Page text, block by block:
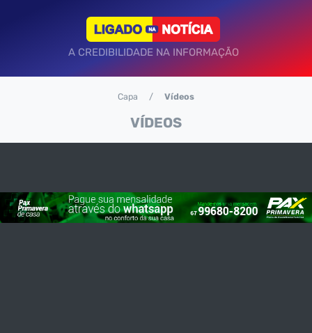
A CREDIBILIDADE NA INFORMAÇÃO
VÍDEOS
Capa Vídeos